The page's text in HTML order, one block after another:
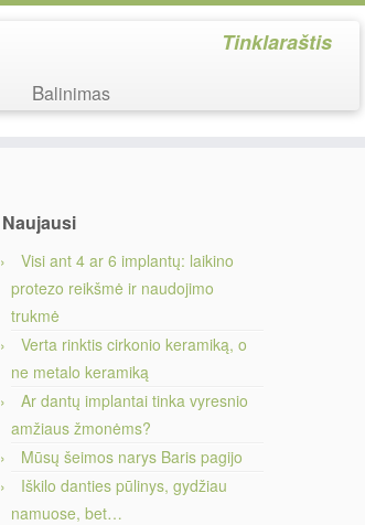
Tinklaraštis
Balinimas
Naujausi
Visi ant 4 ar 6 implantų: laikino
protezo reikšmė ir naudojimo
trukmė
Verta rinktis cirkonio keramiką, o
ne metalo keramiką
Ar dantų implantai tinka vyresnio
amžiaus žmonėms?
Mūsų šeimos narys Baris pagijo
Iškilo danties pūlinys, gydžiau
namuose, bet…